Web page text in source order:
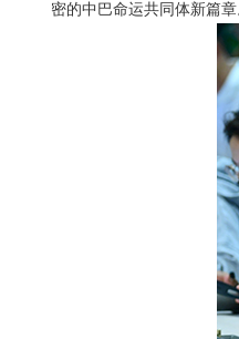
密的中巴命运共同体新篇章